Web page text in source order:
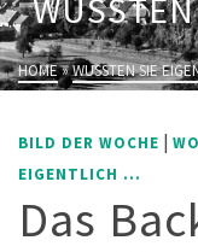
HOME»WUSSTEN SIE
BILD DER WOCHE |
EIGENTLICH ...
Das